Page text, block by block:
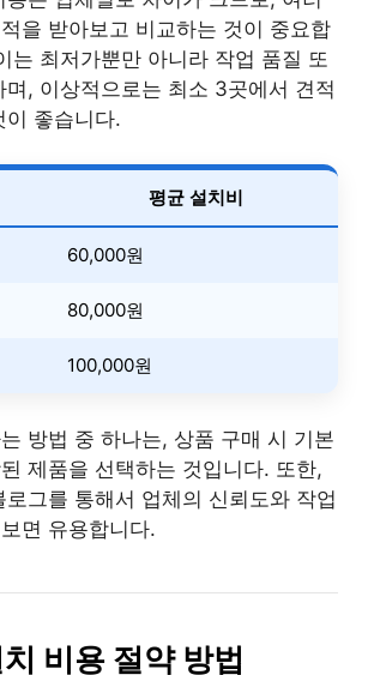
을 받아보고 비교하는 것이 중요합
는 최저가뿐만 아니라 작업 품질 또
며, 이상적으로는 최소 3곳에서 견적
이 좋습니다.
평균 설치비
60,000원
80,000원
100,000원
방법 중 하나는, 상품 구매 시 기본
제품을 선택하는 것입니다. 또한,
로그를 통해서 업체의 신뢰도와 작업
면 유용합니다.
비용 절약 방법